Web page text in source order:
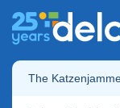
The